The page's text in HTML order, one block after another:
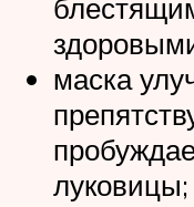
маска
луковицы;